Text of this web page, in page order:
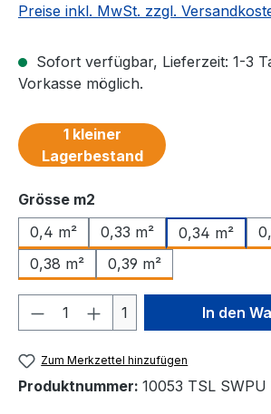
Preise inkl. MwSt. zzgl.
Sofort verfügbar, Lieferzeit: 1-3
Vorkasse möglich.
1 kleiner
Lagerbestand
Grösse m2
0,4 m²
0,33 m² 0,34 m²
0,38 m²
0,39 m²
Produkt Anzahl: Gib
1 In den
Zum Merkzettel hinzufügen
Produktnummer: 10053 TSL